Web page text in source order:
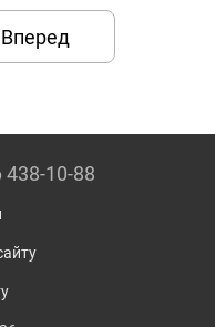
Вперед
438-10-88